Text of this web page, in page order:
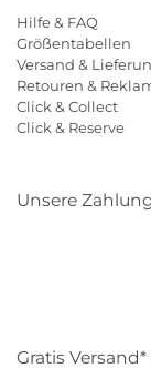
Hilfe & FAQ
Größentabellen
Versand &
Retouren &
Click & Collect
Click & Reserve
Unsere
Gratis